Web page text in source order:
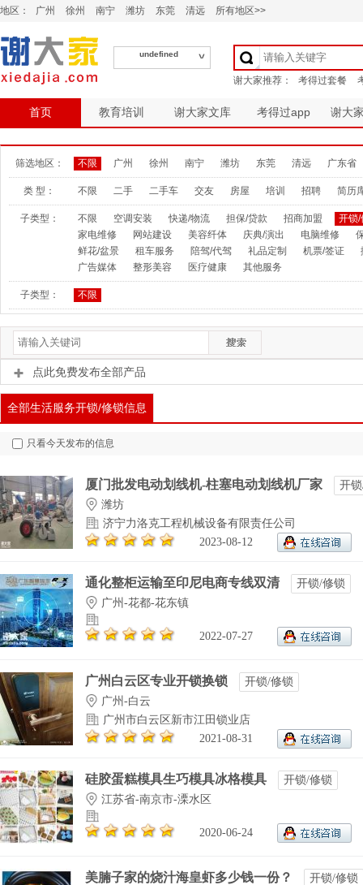
地区： 广州 徐州 南宁 潍坊 东莞 清远 所有地区>>
undefined
首页 教育培训 谢大家文库 考得过app 谢大
筛选地区： 不限 广州 徐州 南宁 潍坊 东莞 清远 广东省
类 型： 不限 二手 二手车 交友 房屋 培训 招聘 简历
子类型： 不限 空调安装 快递/物流 担保/贷款 招商加盟
开锁/
家电维修
网站建设 美容纤体 庆典/演出 电脑维修
鲜花/盆景
租车服务 陪驾/代驾 礼品定制 机票/签证
广告媒体
整形美容 医疗健康 其他服务
子类型： 不限
点此免费发布全部产品
全部生活服务开锁/修锁信息
只看今天发布的信息
厦门批发电动划线机-柱塞电动划线机厂家
开
潍坊
济宁力洛克工程机械设备有限责任公司
2023-08-12
通化整柜运输至印尼电商专线双清
开锁/修锁
广州-花都-花东镇
2022-07-27
广州白云区专业开锁换锁
开锁/修锁
广州-白云
广州市白云区新市江田锁业店
2021-08-31
硅胶蛋糕模具生巧模具冰格模具
开锁/修锁
江苏省-南京市-溧水区
2020-06-24
美腩子家的烧汁海皇虾多少钱一份？
开锁/修锁